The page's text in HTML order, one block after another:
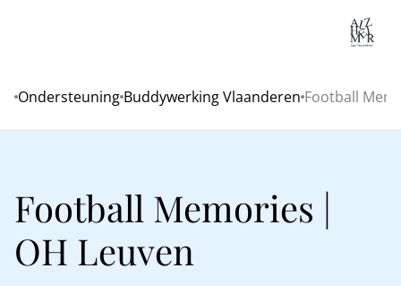
Home
Ondersteuning Buddywerking Vlaanderen Football
Football Memories |
OH Leuven